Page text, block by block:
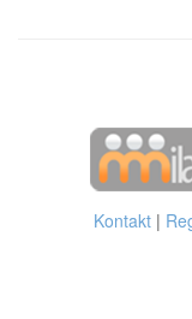
Kontakt |